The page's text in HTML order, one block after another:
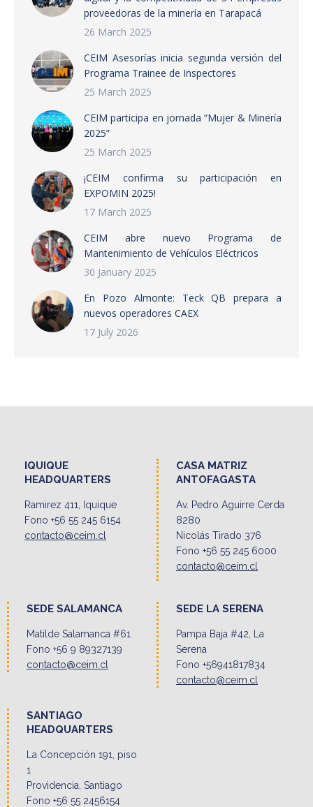
proveedoras de la minería en Tarapacá
26 March 2025
CEIM Asesorías inicia segunda versión del
Programa Trainee de Inspectores
25 March 2025
CEIM participa en jornada “Mujer & Minería
2025”
25 March 2025
¡CEIM confirma su participación en
EXPOMIN 2025!
17 March 2025
CEIM abre nuevo Programa de
Mantenimiento de Vehículos Eléctricos
30 January 2025
En Pozo Almonte: Teck QB prepara a
nuevos operadores CAEX
17 July 2026
IQUIQUE
HEADQUARTERS
Ramirez 411, Iquique
Fono +56 55 245 6154
contacto@ceim.cl
CASA MATRIZ
ANTOFAGASTA
Av. Pedro Aguirre Cerda
8280
Nicolás Tirado 376
Fono +56 55 245 6000
contacto@ceim.cl
SEDE SALAMANCA
Matilde Salamanca #61
Fono +56 9 89327139
contacto@ceim.cl
SEDE LA SERENA
Pampa Baja #42, La
Serena
Fono +56941817834
contacto@ceim.cl
SANTIAGO
HEADQUARTERS
La Concepción 191, piso
1
Providencia, Santiago
Fono +56 55 2456154